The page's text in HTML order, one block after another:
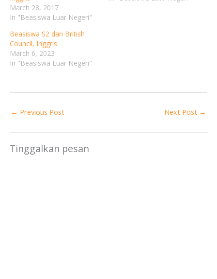
March 28, 2017
In "Beasiswa Luar Negeri"
Beasiswa S2 dari British
Council, Inggris
March 6, 2023
In "Beasiswa Luar Negeri"
← Previous Post Next Post →
Tinggalkan pesan